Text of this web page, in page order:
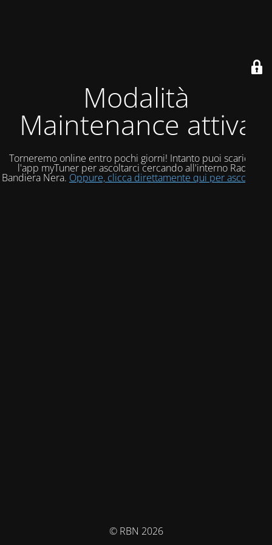
Modalità
Maintenance attiva
Torneremo online entro pochi giorni! Intanto puoi scaricare
l'app myTuner per ascoltarci cercando all'interno Radio
Bandiera Nera. Oppure, clicca direttamente qui per ascoltarci!
© RBN 2026